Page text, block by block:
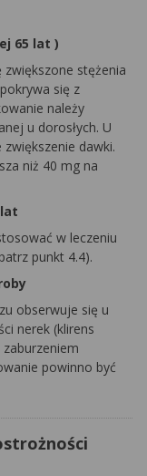
65 lat )
stężenia
się z
należy
u dorosłych. U
dawki.
niż 40 mg na
w leczeniu
punkt 4.4).
obserwuje się u
nerek (klirens
powinno być